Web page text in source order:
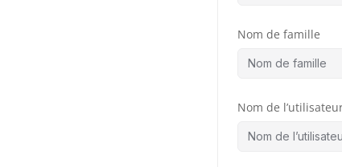
Nom de famille
Nom de